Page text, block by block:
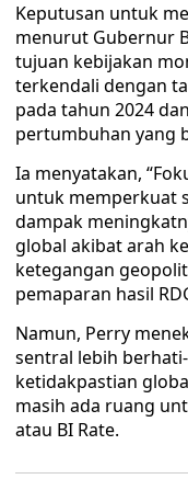
Keputusan untuk
menurut Gubernur
tujuan kebijakan
terkendali dengan
pada tahun 2024
pertumbuhan yang
Ia menyatakan,
untuk memperkuat
dampak
global akibat arah
ketegangan
pemaparan hasil
Namun, Perry
sentral lebih
ketidakpastian
masih ada ruang
atau BI Rate.